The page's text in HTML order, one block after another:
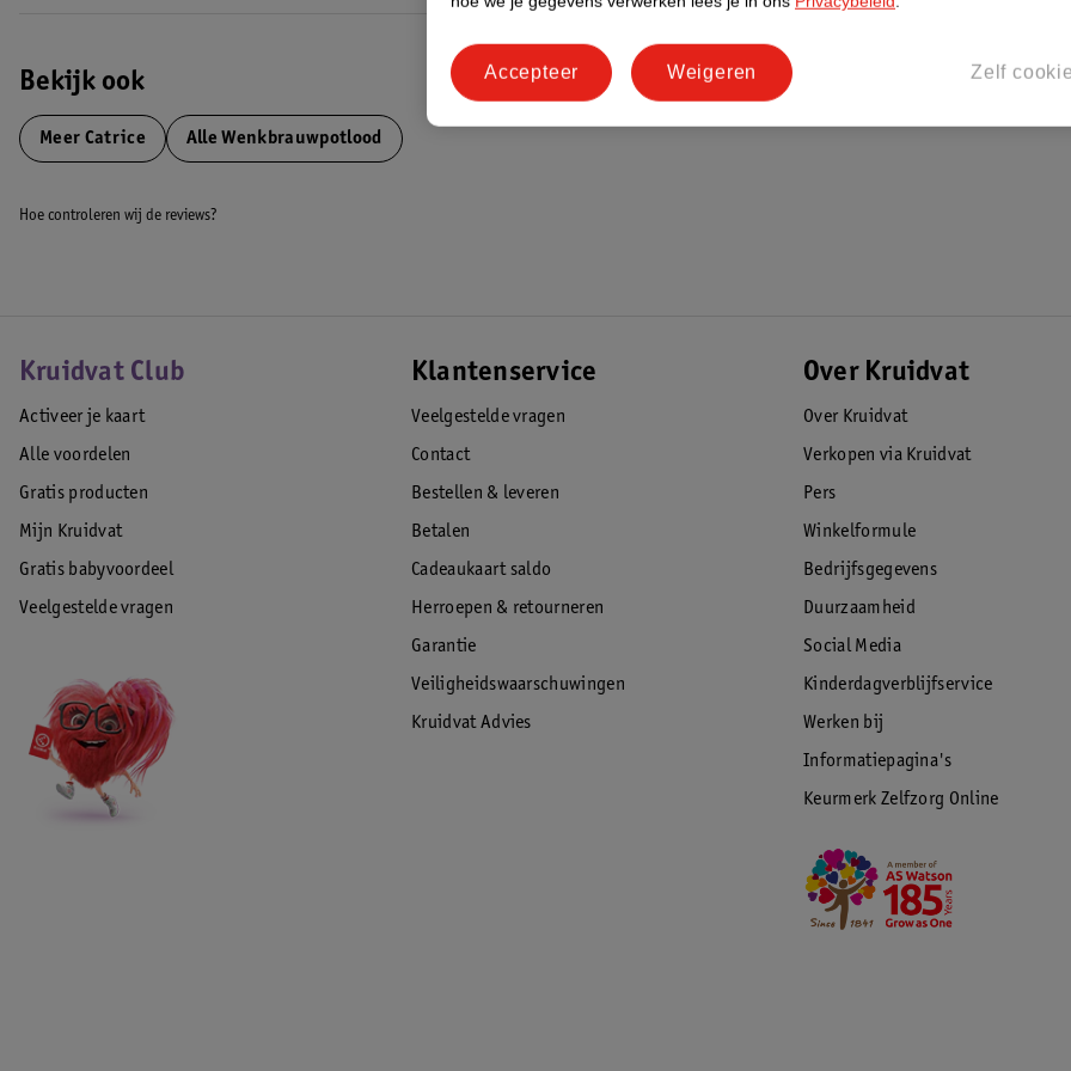
Bekijk ook
Meer Catrice Alle Wenkbrauwpotlood
Hoe controleren wij de reviews?
Kruidvat Club
Activeer je kaart
Alle voordelen
Gratis producten
Mijn Kruidvat
Gratis babyvoordeel
Veelgestelde vragen
Klantenservice
Veelgestelde vragen
Contact
Bestellen & leveren
Betalen
Cadeaukaart saldo
Herroepen & retourneren
Garantie
Veiligheidswaarschuwingen
Kruidvat Advies
Over Kruidvat
Over Kruidvat
Verkopen via Kruidvat
Pers
Winkelformule
Bedrijfsgegevens
Duurzaamheid
Social Media
Kinderdagverblijfservice
Werken bij
Informatiepagina's
Keurmerk Zelfzorg Online
Zelf
Weigeren
Accepteer